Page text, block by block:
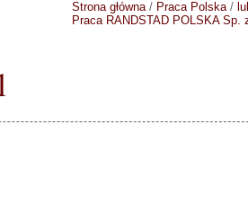
Strona główna/ Praca Polska/
Praca RANDSTAD POLSKA Sp.